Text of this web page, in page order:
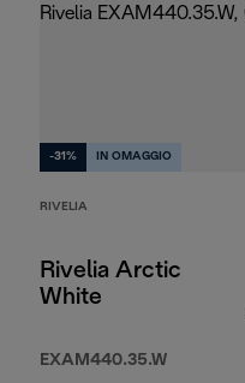
-31% IN OMAGGIO
RIVELIA
Rivelia Arctic
White
EXAM440.35.W